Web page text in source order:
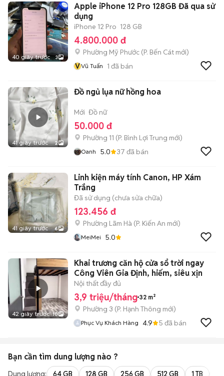
40 giây trước 3
Apple iPhone 12 Pro 128GB Đã qua sử
dụng
iPhone 12 Pro 128 GB
4.800.000 đ
Phường Mỹ Phước (P. Bến Cát mới)
VVũ Tuấn 1 đã bán
41 giây trước 2
Đồ ngủ lụa nữ hồng hoa
Mới Đồ nữ
50.000 đ
Phường 11 (P. Bình Lợi Trung mới)
Oanh 5.0 37 đã bán
41 giây trước 6
Linh kiện máy tính Canon, HP Xám
Trắng
Đã sử dụng (chưa sửa chữa)
123.456 đ
Phường Lãm Hà (P. Kiến An mới)
MeiMei 5.0
42 giây trước 10
Khai trương căn hộ cửa sổ trời ngay
Công Viên Gia Định, hiếm, siêu xịn
Nội thất đầy đủ
3,9 triệu/tháng 32 m²
Phường 3 (P. Hạnh Thông mới)
Phục Vụ Khách Hàng 4.9 5 đã bán
Bạn cần tìm dung lượng nào ?
Dung lượng: 64 GB 128 GB 256 GB 512 GB 1 TB